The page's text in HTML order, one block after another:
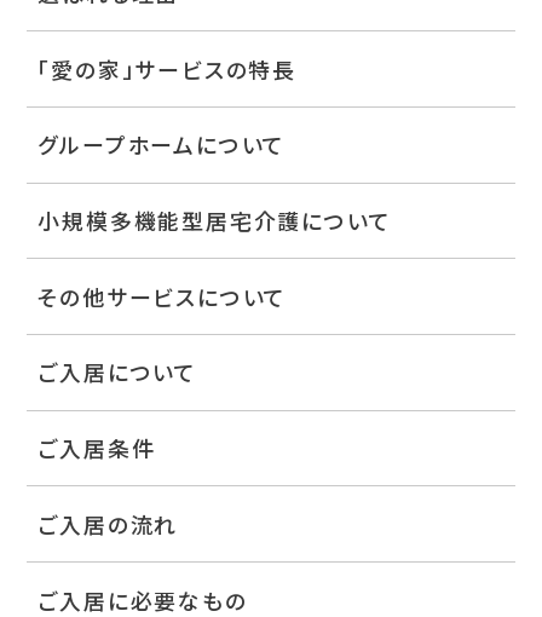
「愛の家」サービスの特長
グループホームについて
小規模多機能型居宅介護について
その他サービスについて
ご入居について
ご入居条件
ご入居の流れ
ご入居に必要なもの